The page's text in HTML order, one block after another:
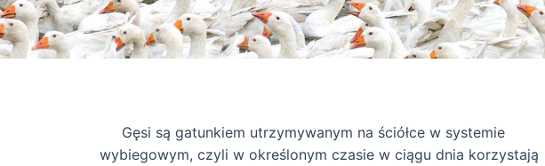
Gęsi są gatunkiem utrzymywanym na ściółce w systemie
wybiegowym, czyli w określonym czasie w ciągu dnia korzystają